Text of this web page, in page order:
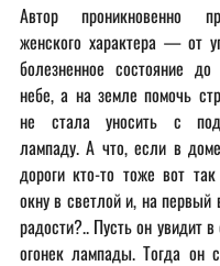
Автор проникновенно
женского характера — от
болезненное состояние
небе, а на земле помочь
не стала уносить с
лампаду. А что, если в
дороги кто-то тоже вот
окну в светлой и, на первый
радости?.. Пусть он увидит
огонек лампады. Тогда он